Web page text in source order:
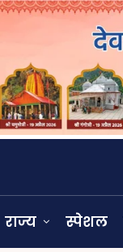
राज्य स्पेशल